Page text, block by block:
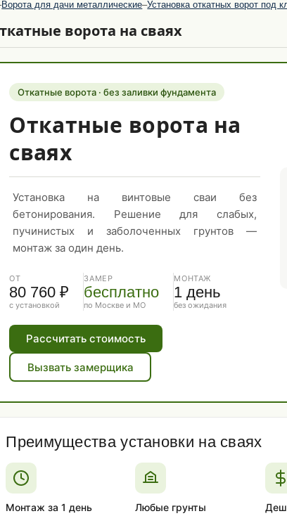
Ворота для дачи металлические–Установка откатных ворот под
ворота на сваях
Откатные ворота · без заливки фундамента
Откатные ворота на
сваях
Установка на винтовые сваи без
бетонирования. Решение для слабых,
пучинистых и заболоченных грунтов —
монтаж за один день.
ОТ
80 760 ₽
с установкой
ЗАМЕР
бесплатно
по Москве и МО
МОНТАЖ
1 день
без ожидания
Рассчитать стоимость
Вызвать замерщика
Преимущества установки на сваях
Монтаж за 1 день Любые грунты